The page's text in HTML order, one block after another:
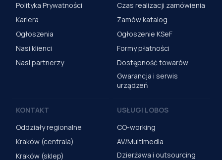
Polityka Prywatności
Kariera
Ogłoszenia
Nasi klienci
Nasi partnerzy
Czas realizacji zamówienia
Zamów katalog
Ogłoszenie KSeF
Formy płatności
Dostępność towarów
Gwarancja i serwis
urządzeń
KONTAKT
Oddziały regionalne
Kraków (centrala)
Kraków (sklep)
USŁUGI LOBOS
CO-working
AV/Multimedia
Dzierżawa i outsourcing